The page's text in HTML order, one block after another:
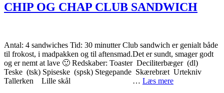
CHIP OG CHAP CLUB SANDWICH
Antal: 4 sandwiches Tid: 30 minutter Club sandwich er genialt både
til frokost, i madpakken og til aftensmad.Det er sundt, smager godt
og er nemt at lave 🙂 Redskaber: Toaster Deciliterbæger (dl)
Teske (tsk) Spiseske (spsk) Stegepande Skærebræt Urtekniv
Tallerken Lille skål … Læs mereCHIP